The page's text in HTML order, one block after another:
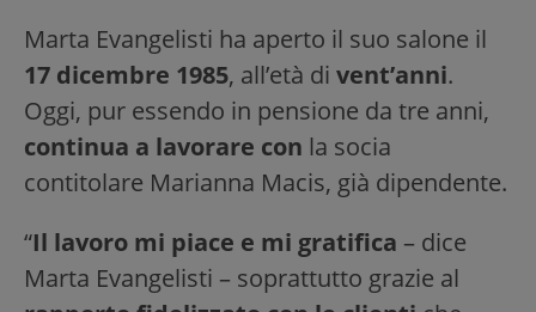
Marta Evangelisti ha aperto il suo salone il
17 dicembre 1985, all’età di vent’anni.
Oggi, pur essendo in pensione da tre anni,
continua a lavorare con la socia
contitolare Marianna Macis, già dipendente.
“Il lavoro mi piace e mi gratifica – dice
Marta Evangelisti – soprattutto grazie al